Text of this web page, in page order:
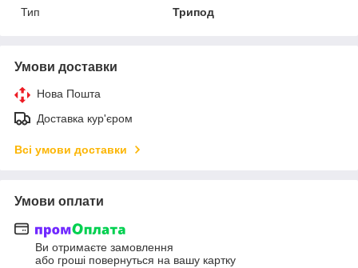
Тип
Трипод
Умови доставки
Нова Пошта
Доставка кур'єром
Всі умови доставки
Умови оплати
Ви отримаєте замовлення
або гроші повернуться на вашу картку